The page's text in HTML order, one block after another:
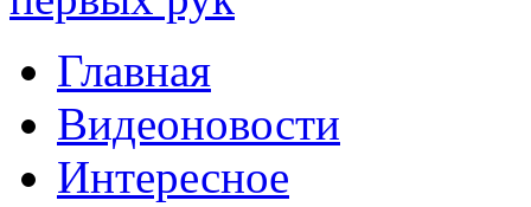
Главная
Видеоновости
Интересное